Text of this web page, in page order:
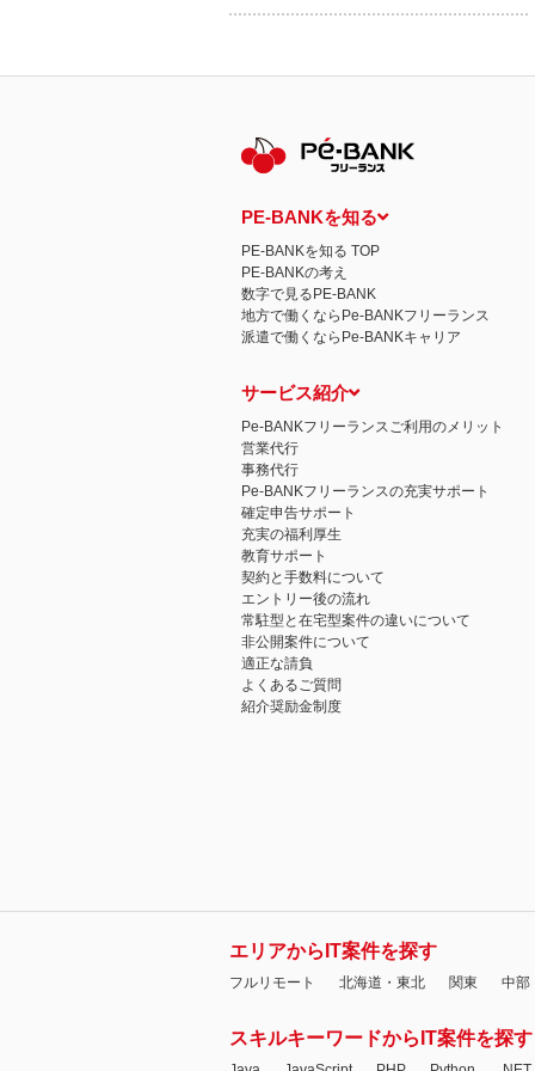
PE-BANKを知る
PE-BANKを知る TOP
PE-BANKの考え
数字で見るPE-BANK
地方で働くならPe-BANKフリーランス
派遣で働くならPe-BANKキャリア
サービス紹介
Pe-BANKフリーランスご利用のメリット
営業代行
事務代行
Pe-BANKフリーランスの充実サポート
確定申告サポート
充実の福利厚生
教育サポート
契約と手数料について
エントリー後の流れ
常駐型と在宅型案件の違いについて
非公開案件について
適正な請負
よくあるご質問
紹介奨励金制度
エリアからIT案件を探す
フルリモート 北海道・東北 関東 中部
スキルキーワードからIT案件を探す